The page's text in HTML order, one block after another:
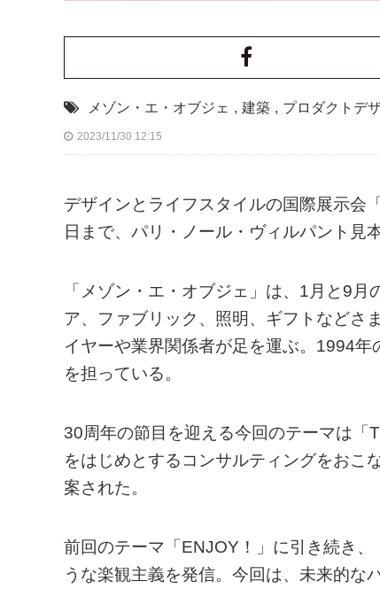
メゾン・エ・オブジェ , 建築 , プロダクトデ
2023/11/30 12:15
デザインとライフスタイルの国際展示会
日まで、パリ・ノール・ヴィルパント見
「メゾン・エ・オブジェ」は、1月と9
ア、ファブリック、照明、ギフトなどさ
イヤーや業界関係者が足を運ぶ。1994
を担っている。
30周年の節目を迎える今回のテーマは「
をはじめとするコンサルティングをおこ
案された。
前回のテーマ「ENJOY！」に引き続き
うな楽観主義を発信。今回は、未来的な